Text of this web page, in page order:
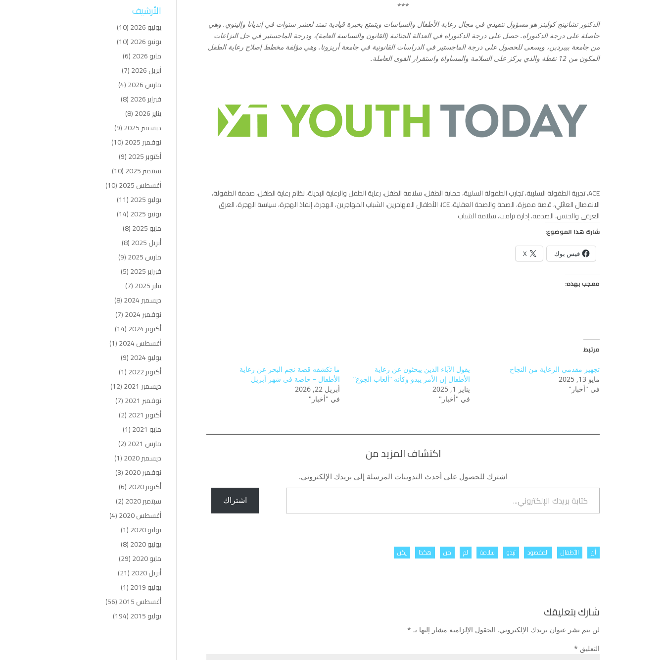
***
الدكتور تشانينج كولينز هو مسؤول تنفيذي في مجال رعاية الأطفال والسياسات ويتمتع بخبرة قيادية تمتد لعشر سنوات في إنديانا وإلينوي. وهي
حاصلة على درجة الدكتوراه. حصل على درجة الدكتوراه في العدالة الجنائية (القانون والسياسة العامة)، ودرجة الماجستير في حل النزاعات
من جامعة بيبردين، ويسعى للحصول على درجة الماجستير في الدراسات القانونية في جامعة أريزونا. وهي مؤلفة مخطط إصلاح رعاية الطفل
المكون من 12 نقطة والذي يركز على السلامة والمساواة واستقرار القوى العاملة.
ACE، تجربة الطفولة السلبية، تجارب الطفولة السلبية، حماية الطفل، سلامة الطفل، رعاية الطفل والرعاية البديلة، نظام رعاية الطفل، صدمة الطفولة،
الانفصال العائلي، قصة مميزة، الصحة والصحة العقلية، ICE، الأطفال المهاجرين، الشباب المهاجرين، الهجرة، إنفاذ الهجرة، سياسة الهجرة، العرق
العرقي والجنس، الصدمة، إدارة ترامب، سلامة الشباب
شارك هذا الموضوع:
فيس بوك X
معجب بهذه:
مرتبط
تجهيز مقدمي الرعاية من النجاح
مايو 13, 2025
في "أخبار"
يقول الآباء الذين يبحثون عن رعاية
الأطفال إن الأمر يبدو وكأنه “ألعاب الجوع”
يناير 1, 2025
في "أخبار"
ما تكشفه قصة نجم البحر عن رعاية
الأطفال – خاصة في شهر أبريل
أبريل 22, 2026
في "أخبار"
اكتشاف المزيد من
اشترك للحصول على أحدث التدوينات المرسلة إلى بريدك الإلكتروني.
كتابة بريدك الإلكتروني...
اشتراك
أن الأطفال المقصود تبدو سلامة لم من هكذا يكن
شارك بتعليقك
لن يتم نشر عنوان بريدك الإلكتروني. الحقول الإلزامية مشار إليها بـ *
التعليق *
الأرشيف
يوليو 2026
(10)
يونيو 2026
(10)
مايو 2026
(6)
أبريل 2026
(7)
مارس 2026
(4)
فبراير 2026
(8)
يناير 2026
(8)
ديسمبر 2025
(9)
نوفمبر 2025
(10)
أكتوبر 2025
(9)
سبتمبر 2025
(10)
أغسطس 2025
(10)
يوليو 2025
(11)
يونيو 2025
(14)
مايو 2025
(8)
أبريل 2025
(8)
مارس 2025
(9)
فبراير 2025
(5)
يناير 2025
(7)
ديسمبر 2024
(8)
نوفمبر 2024
(7)
أكتوبر 2024
(14)
أغسطس 2024
(1)
يوليو 2024
(9)
أكتوبر 2022
(1)
ديسمبر 2021
(12)
نوفمبر 2021
(7)
أكتوبر 2021
(2)
مايو 2021
(1)
مارس 2021
(2)
ديسمبر 2020
(1)
نوفمبر 2020
(3)
أكتوبر 2020
(6)
سبتمبر 2020
(2)
أغسطس 2020
(4)
يوليو 2020
(1)
يونيو 2020
(8)
مايو 2020
(29)
أبريل 2020
(21)
يوليو 2019
(1)
أغسطس 2015
(56)
يوليو 2015
(194)